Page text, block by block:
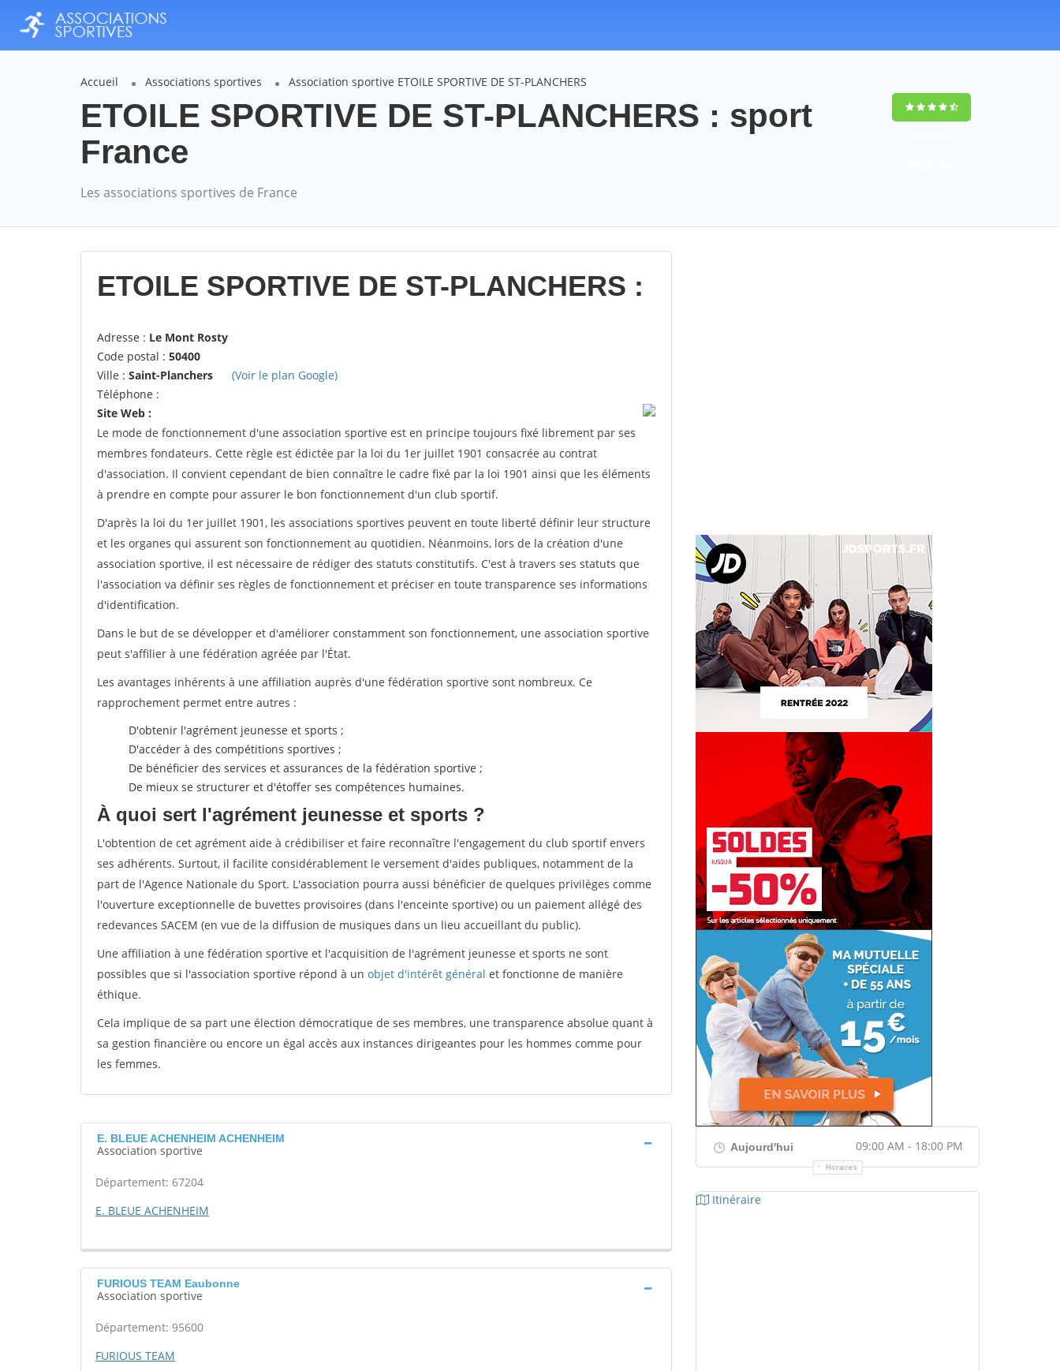
Accueil Associations sportives Association sportive ETOILE SPORTIVE DE ST-PLANCHERS
ETOILE SPORTIVE DE ST-PLANCHERS : sport
France
Les associations sportives de France
ETOILE SPORTIVE DE ST-PLANCHERS :
Adresse : Le Mont Rosty
Code postal : 50400
Ville : Saint-Planchers
(Voir le plan Google)
Téléphone :
Site Web :
Le mode de fonctionnement d'une association sportive est en principe toujours fixé librement par ses
membres fondateurs. Cette règle est édictée par la loi du 1er juillet 1901 consacrée au contrat
d'association. Il convient cependant de bien connaître le cadre fixé par la loi 1901 ainsi que les éléments
à prendre en compte pour assurer le bon fonctionnement d'un club sportif.
D'après la loi du 1er juillet 1901, les associations sportives peuvent en toute liberté définir leur structure
et les organes qui assurent son fonctionnement au quotidien. Néanmoins, lors de la création d'une
association sportive, il est nécessaire de rédiger des statuts constitutifs. C'est à travers ses statuts que
l'association va définir ses règles de fonctionnement et préciser en toute transparence ses informations
d'identification.
Dans le but de se développer et d'améliorer constamment son fonctionnement, une association sportive
peut s'affilier à une fédération agréée par l'État.
Les avantages inhérents à une affiliation auprès d'une fédération sportive sont nombreux. Ce
rapprochement permet entre autres :
D'obtenir l'agrément jeunesse et sports ;
D'accéder à des compétitions sportives ;
De bénéficier des services et assurances de la fédération sportive ;
De mieux se structurer et d'étoffer ses compétences humaines.
À quoi sert l'agrément jeunesse et sports ?
L'obtention de cet agrément aide à crédibiliser et faire reconnaître l'engagement du club sportif envers
ses adhérents. Surtout, il facilite considérablement le versement d'aides publiques, notamment de la
part de l'Agence Nationale du Sport. L'association pourra aussi bénéficier de quelques privilèges comme
l'ouverture exceptionnelle de buvettes provisoires (dans l'enceinte sportive) ou un paiement allégé des
redevances SACEM (en vue de la diffusion de musiques dans un lieu accueillant du public).
Une affiliation à une fédération sportive et l'acquisition de l'agrément jeunesse et sports ne sont
possibles que si l'association sportive répond à un objet d'intérêt général et fonctionne de manière
éthique.
Cela implique de sa part une élection démocratique de ses membres, une transparence absolue quant à
sa gestion financière ou encore un égal accès aux instances dirigeantes pour les hommes comme pour
les femmes.
E. BLEUE ACHENHEIM ACHENHEIM
Association sportive
Département: 67204
E. BLEUE ACHENHEIM
FURIOUS TEAM Eaubonne
Association sportive
Département: 95600
FURIOUS TEAM
Aujourd'hui 09:00 AM - 18:00 PM
Horaires
Itinéraire